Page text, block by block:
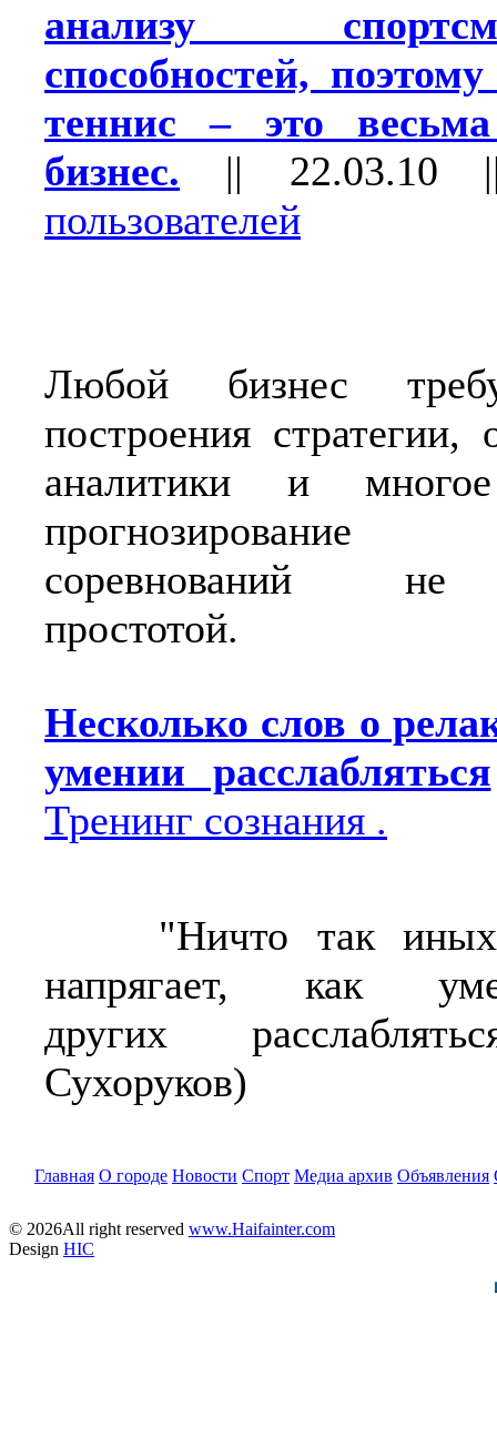
анализу
способностей,
теннис – это
бизнес. || 22.03.10
пользователей
Любой бизнес
построения стратегии,
аналитики и
прогнозирование
соревнований не
простотой.
Несколько слов о
умении расслабляться
Тренинг сознания .
"Ничто так
напрягает, как
других
Сухоруков)
Главная О городе Новости Спорт Медиа архив Объявления
© 2026All right reserved www.Haifainter.com
Design HIC